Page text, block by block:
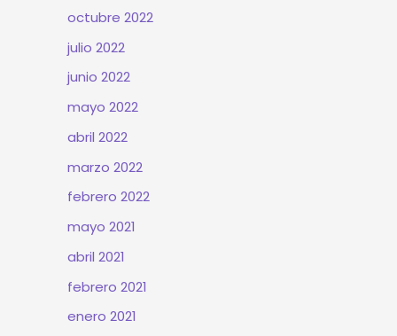
octubre 2022
julio 2022
junio 2022
mayo 2022
abril 2022
marzo 2022
febrero 2022
mayo 2021
abril 2021
febrero 2021
enero 2021